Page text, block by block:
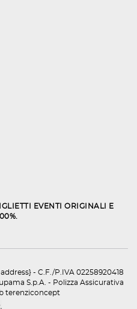
EVENTI ORIGINALI E
- C.F./P.IVA 02258920418
S.p.A. - Polizza Assicurativa
terenziconcept